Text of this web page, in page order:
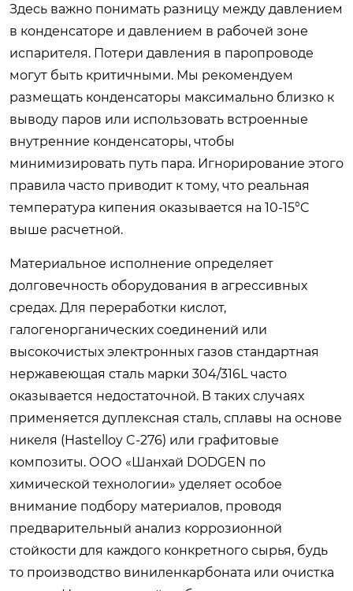
Здесь важно понимать разницу между давлением
в конденсаторе и давлением в рабочей зоне
испарителя. Потери давления в паропроводе
могут быть критичными. Мы рекомендуем
размещать конденсаторы максимально близко к
выводу паров или использовать встроенные
внутренние конденсаторы, чтобы
минимизировать путь пара. Игнорирование этого
правила часто приводит к тому, что реальная
температура кипения оказывается на 10-15°C
выше расчетной.
Материальное исполнение определяет
долговечность оборудования в агрессивных
средах. Для переработки кислот,
галогенорганических соединений или
высокочистых электронных газов стандартная
нержавеющая сталь марки 304/316L часто
оказывается недостаточной. В таких случаях
применяется дуплексная сталь, сплавы на основе
никеля (Hastelloy C-276) или графитовые
композиты. ООО «Шанхай DODGEN по
химической технологии» уделяет особое
внимание подбору материалов, проводя
предварительный анализ коррозионной
стойкости для каждого конкретного сырья, будь
то производство виниленкарбоната или очистка